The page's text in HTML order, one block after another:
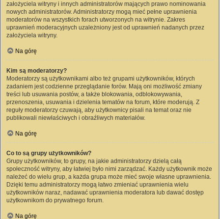
założyciela witryny i innych administratorów mających prawo nominowania
nowych administratorów. Administratorzy mogą mieć pełne uprawnienia
moderatorów na wszystkich forach utworzonych na witrynie. Zakres
uprawnień moderacyjnych uzależniony jest od uprawnień nadanych przez
założyciela witryny.
Na górę
Kim są moderatorzy?
Moderatorzy są użytkownikami albo też grupami użytkowników, których
zadaniem jest codzienne przeglądanie forów. Mają oni możliwość zmiany
treści lub usuwania postów, a także blokowania, odblokowywania,
przenoszenia, usuwania i dzielenia tematów na forum, które moderują. Z
reguły moderatorzy czuwają, aby użytkownicy pisali na temat oraz nie
publikowali niewłaściwych i obraźliwych materiałów.
Na górę
Co to są grupy użytkowników?
Grupy użytkowników, to grupy, na jakie administratorzy dzielą całą
społeczność witryny, aby łatwiej było nimi zarządzać. Każdy użytkownik może
należeć do wielu grup, a każda grupa może mieć swoje własne uprawnienia.
Dzięki temu administratorzy mogą łatwo zmieniać uprawnienia wielu
użytkowników naraz, nadawać uprawnienia moderatora lub dawać dostęp
użytkownikom do prywatnego forum.
Na górę